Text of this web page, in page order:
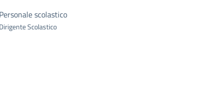
Personale scolastico
Dirigente Scolastico